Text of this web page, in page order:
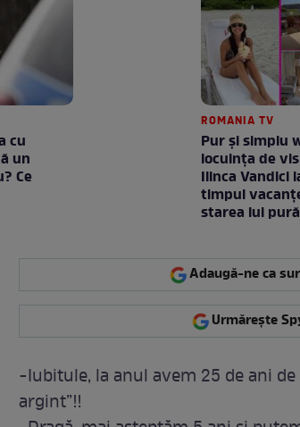
cu
un
Ce
ROMANIA TV
Pur și simplu
locuința de
Ilinca Vandici
timpul
starea lui
Adaugă-ne ca
Urmărește
-Iubitule, la anul avem 25 de ani
argint”!!